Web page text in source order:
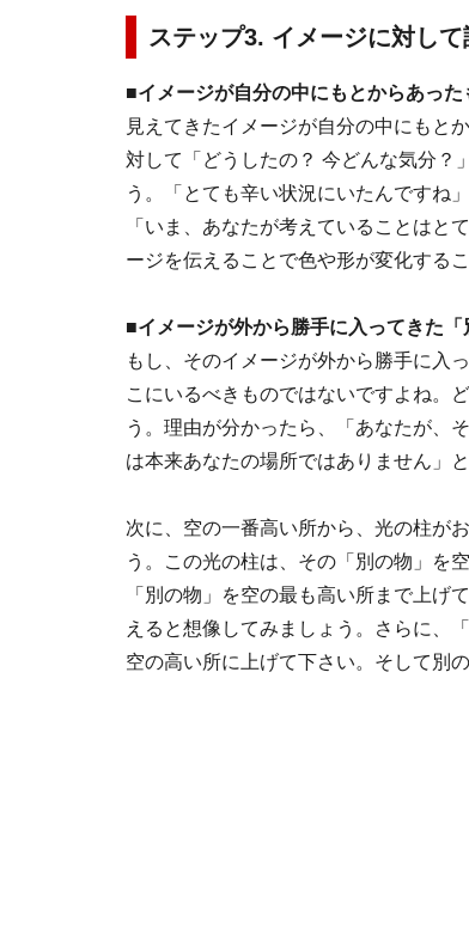
ステップ3. イメージに対し
■イメージが自分の中にもとからあっ
見えてきたイメージが自分の中にもと
対して「どうしたの？ 今どんな気分？
う。「とても辛い状況にいたんですね
「いま、あなたが考えていることはと
ージを伝えることで色や形が変化する
■イメージが外から勝手に入ってきた
もし、そのイメージが外から勝手に入
こにいるべきものではないですよね。
う。理由が分かったら、「あなたが、
は本来あなたの場所ではありません」
次に、空の一番高い所から、光の柱が
う。この光の柱は、その「別の物」を
「別の物」を空の最も高い所まで上げ
えると想像してみましょう。さらに、
空の高い所に上げて下さい。そして別